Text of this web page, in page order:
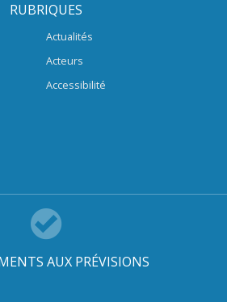
RUBRIQUES
Actualités
Acteurs
Accessibilité
AUX PRÉVISIONS